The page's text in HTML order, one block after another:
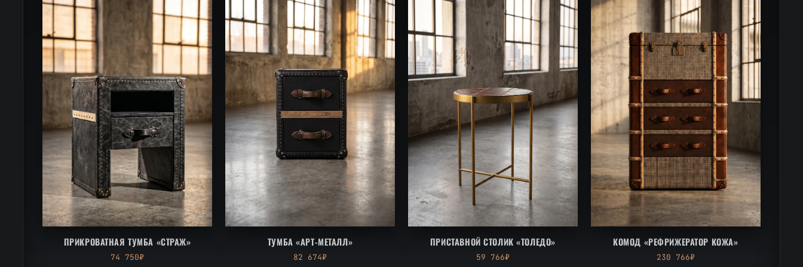
ПРИКРОВАТНАЯ ТУМБА «СТРАЖ»
74 750₽
ТУМБА «АРТ-МЕТАЛЛ»
82 674₽
ПРИСТАВНОЙ СТОЛИК «ТОЛЕДО»
59 766₽
КОМОД «РЕФРИЖЕРАТОР КОЖА»
230 766₽